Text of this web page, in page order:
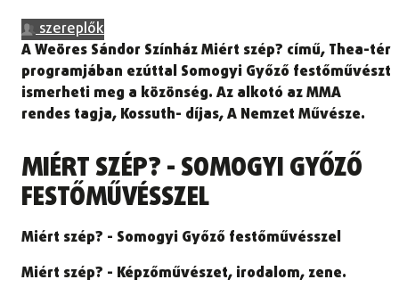
szereplők
A Weöres Sándor Színház Miért szép? című, Thea-tér
programjában ezúttal Somogyi Győző festőművészt
ismerheti meg a közönség. Az alkotó az MMA
rendes tagja, Kossuth- díjas, A Nemzet Művésze.
MIÉRT SZÉP? - SOMOGYI GYŐZŐ
FESTŐMŰVÉSSZEL
Miért szép? - Somogyi Győző festőművésszel
Miért szép? - Képzőművészet, irodalom, zene.